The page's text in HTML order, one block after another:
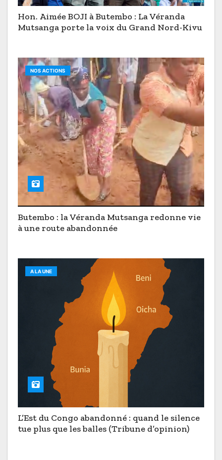
Hon. Aimée BOJI à Butembo : La Véranda
Mutsanga porte la voix du Grand Nord-Kivu
NOS ACTIONS
Butembo : la Véranda Mutsanga redonne vie
à une route abandonnée
A LA UNE
L’Est du Congo abandonné : quand le silence
tue plus que les balles (Tribune d’opinion)